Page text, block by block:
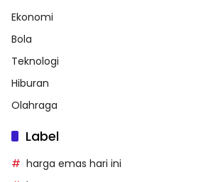
Ekonomi
Bola
Teknologi
Hiburan
Olahraga
Label
harga emas hari ini